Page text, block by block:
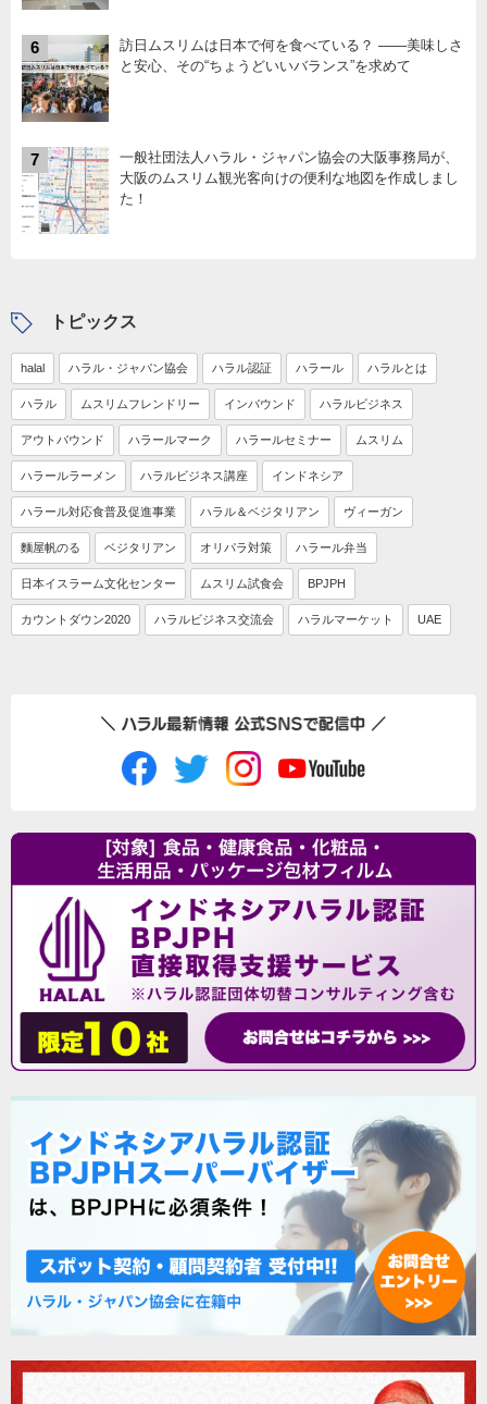
6
訪日ムスリムは日本で何を食べている？ ――美味しさ
と安心、その“ちょうどいいバランス”を求めて
7
一般社団法人ハラル・ジャパン協会の大阪事務局が、
大阪のムスリム観光客向けの便利な地図を作成しまし
た！
トピックス
halal ハラル・ジャパン協会 ハラル認証 ハラール ハラルとは
ハラル ムスリムフレンドリー インバウンド ハラルビジネス
アウトバウンド ハラールマーク ハラールセミナー ムスリム
ハラールラーメン ハラルビジネス講座 インドネシア
ハラール対応食普及促進事業 ハラル＆ベジタリアン ヴィーガン
麵屋帆のる ベジタリアン オリパラ対策 ハラール弁当
日本イスラーム文化センター ムスリム試食会 BPJPH
カウントダウン2020 ハラルビジネス交流会 ハラルマーケット UAE